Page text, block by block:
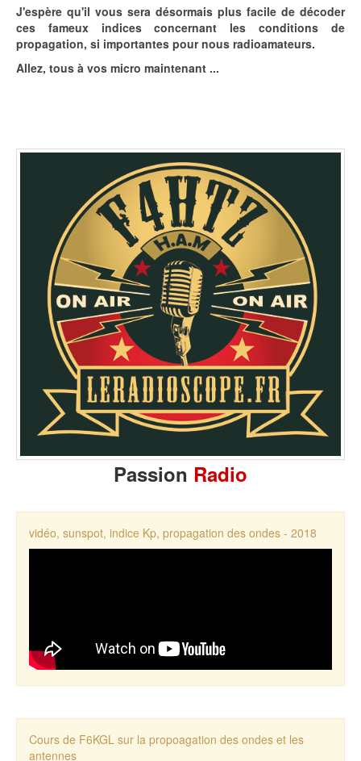
J'espère qu'il vous sera désormais plus facile de décoder
ces fameux indices concernant les conditions de
propagation, si importantes pour nous radioamateurs.
Allez, tous à vos micro maintenant ...
Passion Radio
vidéo, sunspot, indice Kp, propagation des ondes - 2018
Cours de F6KGL sur la propoagation des ondes et les
antennes